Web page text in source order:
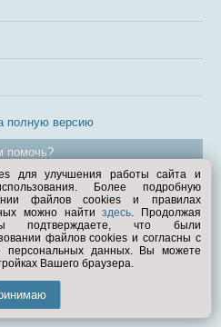
полную версию
помочь?
1998—2026
для улучшения работы сайта и
Более подробную
файлов cookies и правилах
можно найтиздесь. Продолжая
подтверждаете, что были
файлов cookies и согласны с
персональных данных. Вы можете
Вашего браузера.